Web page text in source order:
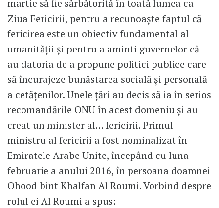
martie să fie sărbătorită în toată lumea ca
Ziua Fericirii, pentru a recunoaşte faptul că
fericirea este un obiectiv fundamental al
umanităţii şi pentru a aminti guvernelor că
au datoria de a propune politici publice care
să încurajeze bunăstarea socială şi personală
a cetăţenilor. Unele ţări au decis să ia în serios
recomandările ONU în acest domeniu şi au
creat un minister al… fericirii. Primul
ministru al fericirii a fost nominalizat în
Emiratele Arabe Unite, începând cu luna
februarie a anului 2016, în persoana doamnei
Ohood bint Khalfan Al Roumi. Vorbind despre
rolul ei Al Roumi a spus: